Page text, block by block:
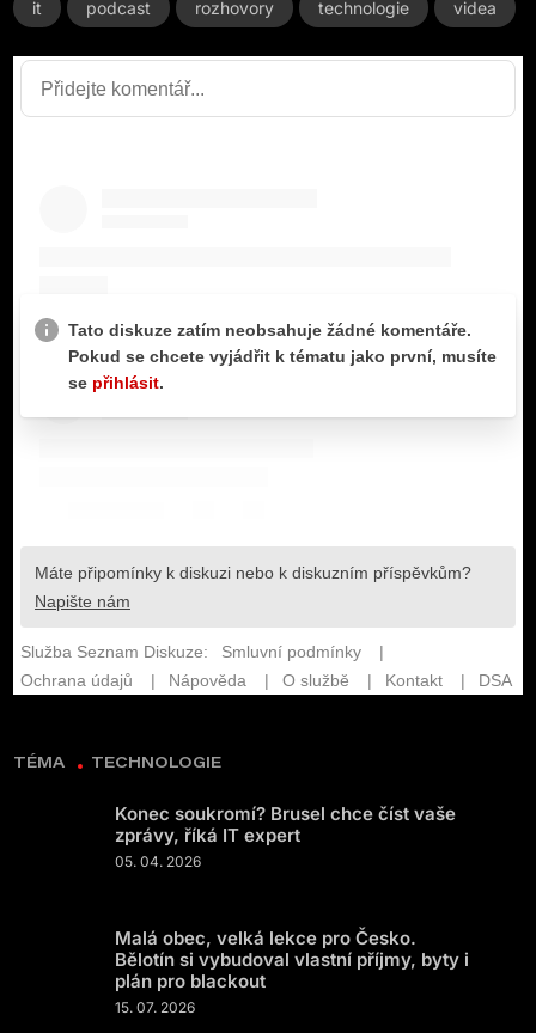
it podcast rozhovory technologie videa
TÉMA TECHNOLOGIE
Konec soukromí? Brusel chce číst vaše
zprávy, říká IT expert
05. 04. 2026
Malá obec, velká lekce pro Česko.
Bělotín si vybudoval vlastní příjmy, byty i
plán pro blackout
15. 07. 2026